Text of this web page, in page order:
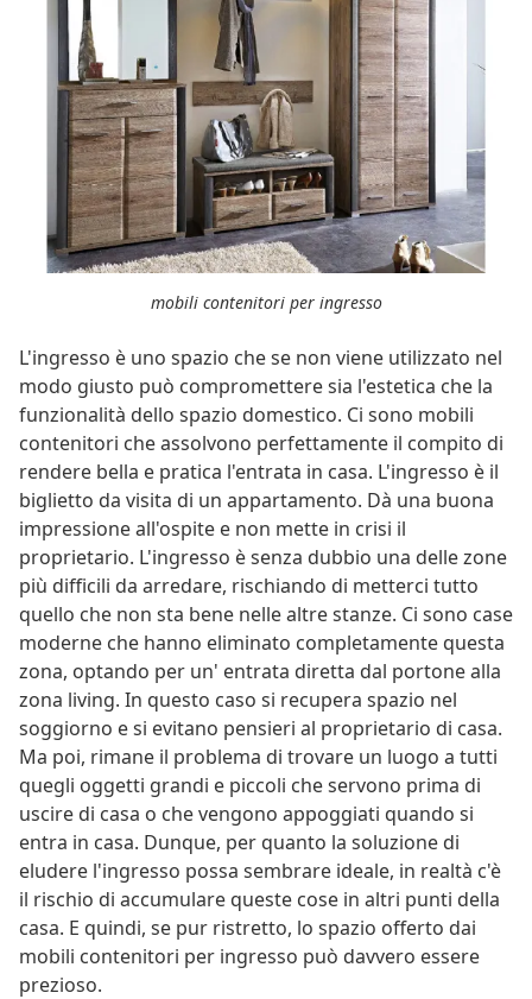
mobili contenitori per ingresso
L'ingresso è uno spazio che se non viene utilizzato nel
modo giusto può compromettere sia l'estetica che la
funzionalità dello spazio domestico. Ci sono mobili
contenitori che assolvono perfettamente il compito di
rendere bella e pratica l'entrata in casa. L'ingresso è il
biglietto da visita di un appartamento. Dà una buona
impressione all'ospite e non mette in crisi il
proprietario. L'ingresso è senza dubbio una delle zone
più difficili da arredare, rischiando di metterci tutto
quello che non sta bene nelle altre stanze. Ci sono case
moderne che hanno eliminato completamente questa
zona, optando per un' entrata diretta dal portone alla
zona living. In questo caso si recupera spazio nel
soggiorno e si evitano pensieri al proprietario di casa.
Ma poi, rimane il problema di trovare un luogo a tutti
quegli oggetti grandi e piccoli che servono prima di
uscire di casa o che vengono appoggiati quando si
entra in casa. Dunque, per quanto la soluzione di
eludere l'ingresso possa sembrare ideale, in realtà c'è
il rischio di accumulare queste cose in altri punti della
casa. E quindi, se pur ristretto, lo spazio offerto dai
mobili contenitori per ingresso può davvero essere
prezioso.